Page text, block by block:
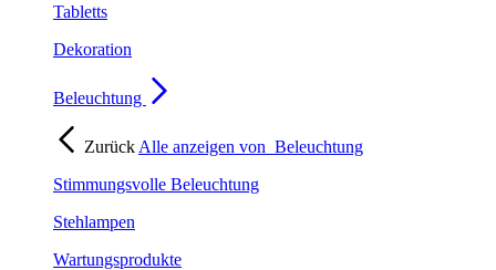
Tabletts
Dekoration
Beleuchtung
Zurück Alle anzeigen von Beleuchtung
Stimmungsvolle Beleuchtung
Stehlampen
Wartungsprodukte